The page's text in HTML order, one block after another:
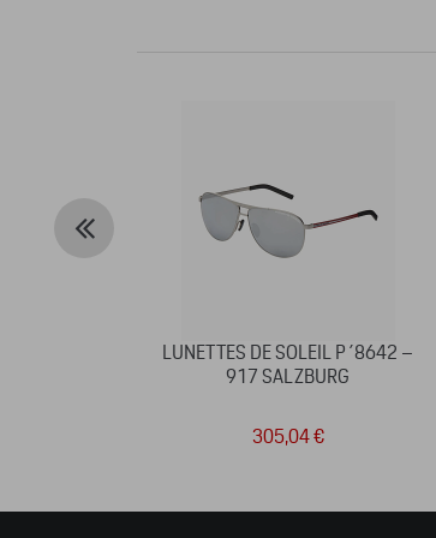
LUNETTES DE SOLEIL P´8642 –
917 SALZBURG
305,04 €